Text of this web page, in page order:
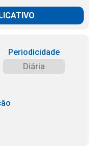
Periodicidade
Diária